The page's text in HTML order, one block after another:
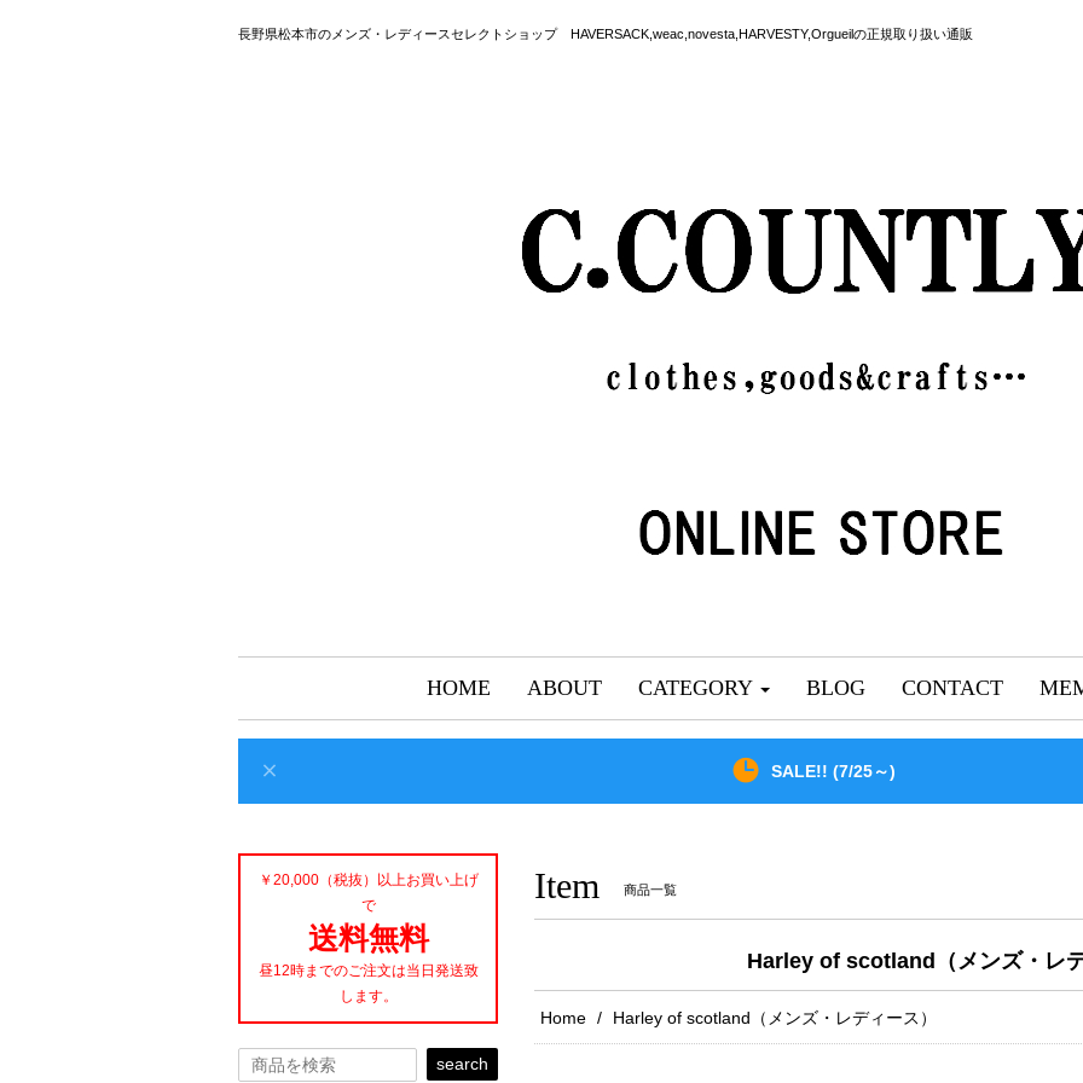
長野県松本市のメンズ・レディースセレクトショップ HAVERSACK,weac,novesta,HARVESTY,Orgueilの正規取り扱い通販
HOME ABOUT CATEGORY BLOG CONTACT
SALE!! (7/25～)
Item 商品一覧
Harley of scotland（メンズ・レデ
Home Harley of scotland（メンズ・レディース）
￥20,000（税抜）以上お買い上げ
で
送料無料
昼12時までのご注文は当日発送致
します。
search